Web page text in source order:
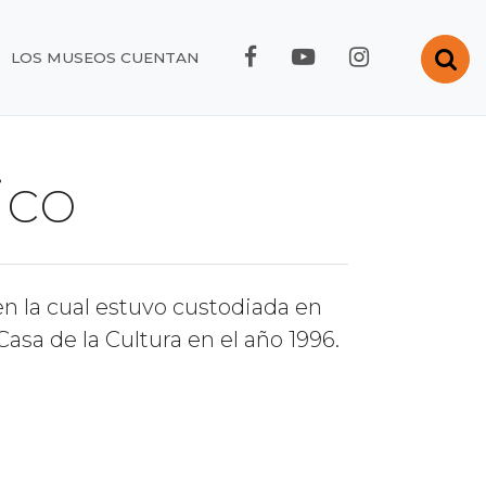
LOS MUSEOS CUENTAN FACEBOOK RMC
YOUTUBE RMC
la cual estuvo custodiada en
de la Cultura en el año 1996.